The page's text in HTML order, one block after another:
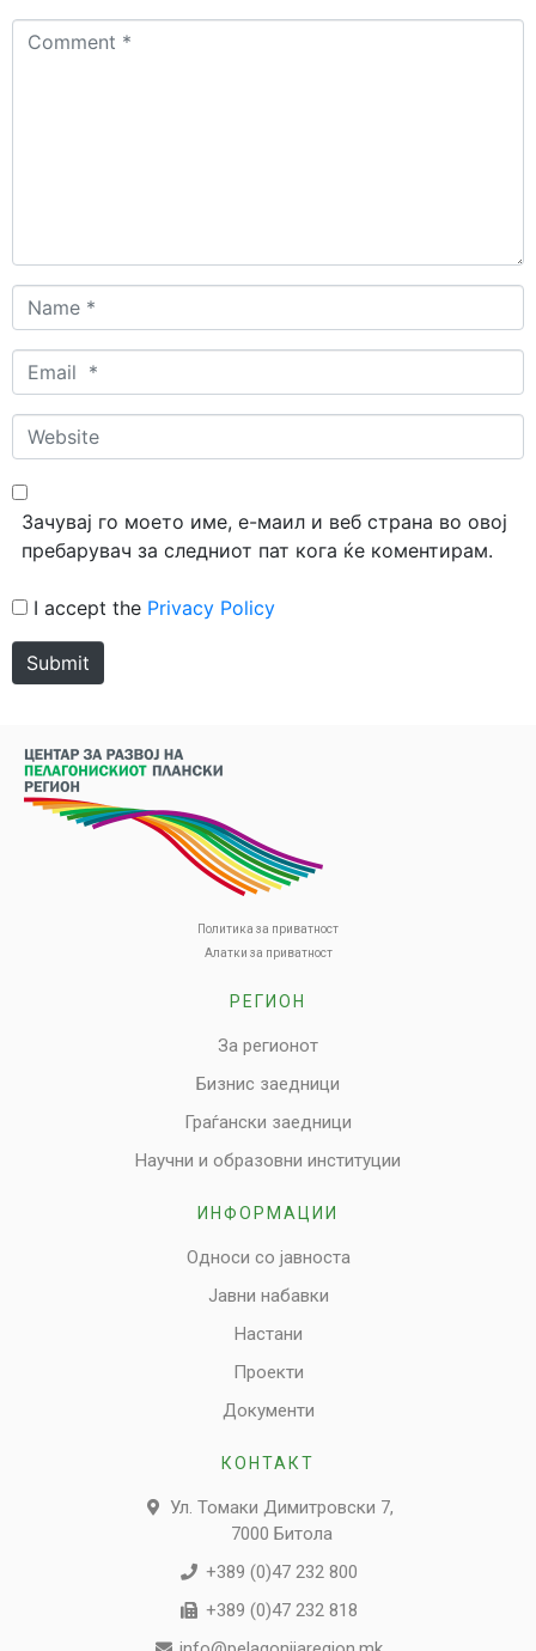
Comment
Name
*
Email
*
Website
Зачувај го моето име, е-маил и веб страна во овој
пребарувач за следниот пат кога ќе коментирам.
I accept the Privacy Policy
Submit
Политика за приватност
Алатки за приватност
РЕГИОН
За регионот
Бизнис заедници
Граѓански заедници
Научни и образовни институции
ИНФОРМАЦИИ
Односи со јавноста
Јавни набавки
Настани
Проекти
Документи
КОНТАКТ
Ул. Томаки Димитровски 7,
7000 Битола
+389 (0)47 232 800
+389 (0)47 232 818